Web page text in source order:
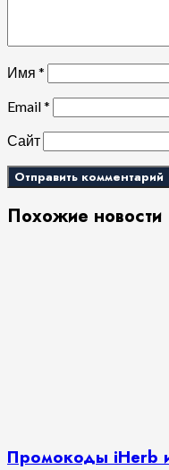
Имя *
Email*
Сайт
Похожие новости
Промокоды iHerb